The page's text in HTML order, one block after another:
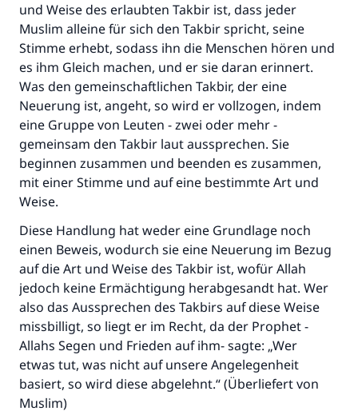
und Weise des erlaubten Takbir ist, dass jeder
Muslim alleine für sich den Takbir spricht, seine
Stimme erhebt, sodass ihn die Menschen hören und
es ihm Gleich machen, und er sie daran erinnert.
Was den gemeinschaftlichen Takbir, der eine
Neuerung ist, angeht, so wird er vollzogen, indem
eine Gruppe von Leuten - zwei oder mehr -
gemeinsam den Takbir laut aussprechen. Sie
beginnen zusammen und beenden es zusammen,
mit einer Stimme und auf eine bestimmte Art und
Weise.
Diese Handlung hat weder eine Grundlage noch
einen Beweis, wodurch sie eine Neuerung im Bezug
auf die Art und Weise des Takbir ist, wofür Allah
jedoch keine Ermächtigung herabgesandt hat. Wer
also das Aussprechen des Takbirs auf diese Weise
missbilligt, so liegt er im Recht, da der Prophet -
Allahs Segen und Frieden auf ihm- sagte: „Wer
etwas tut, was nicht auf unsere Angelegenheit
basiert, so wird diese abgelehnt.“ (Überliefert von
Muslim)